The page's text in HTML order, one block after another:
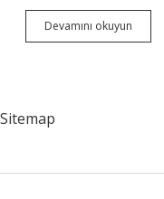
Devamını okuyun
Ben
Sitemap